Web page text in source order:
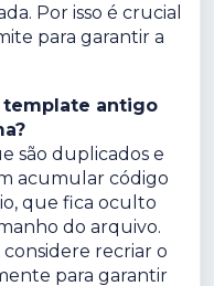
Por isso é crucial
para garantir a
template antigo
são duplicados e
acumular código
que fica oculto
do arquivo.
recriar o
para garantir